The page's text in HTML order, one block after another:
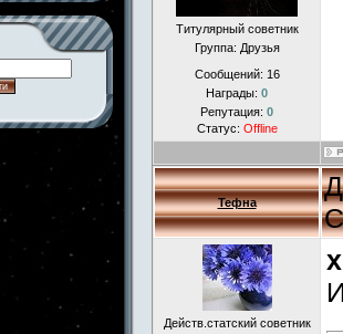
Титулярный советник
Группа: Друзья
Сообщений: 16
Награды: 0
Репутация: 0
Статус: Offline
Тефна
Действ.статский советник